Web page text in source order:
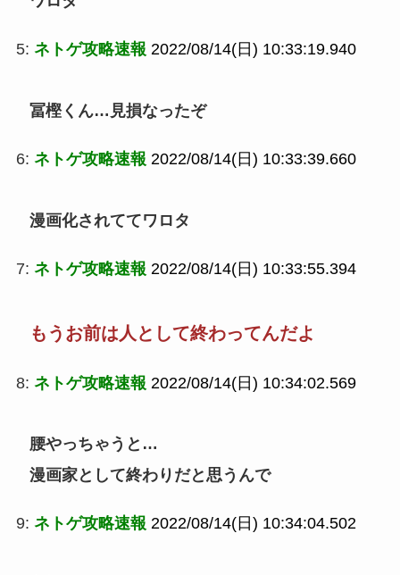
5: ネトゲ攻略速報 2022/08/14(日) 10:33:19.940
冨樫くん…見損なったぞ
6: ネトゲ攻略速報 2022/08/14(日) 10:33:39.660
漫画化されててワロタ
7: ネトゲ攻略速報 2022/08/14(日) 10:33:55.394
もうお前は人として終わってんだよ
8: ネトゲ攻略速報 2022/08/14(日) 10:34:02.569
腰やっちゃうと…
漫画家として終わりだと思うんで
9: ネトゲ攻略速報 2022/08/14(日) 10:34:04.502